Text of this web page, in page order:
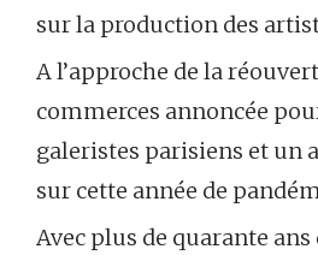
sur la production des
A l’approche de la
commerces annoncée
galeristes parisiens et un
sur cette année de
Avec plus de quarante ans